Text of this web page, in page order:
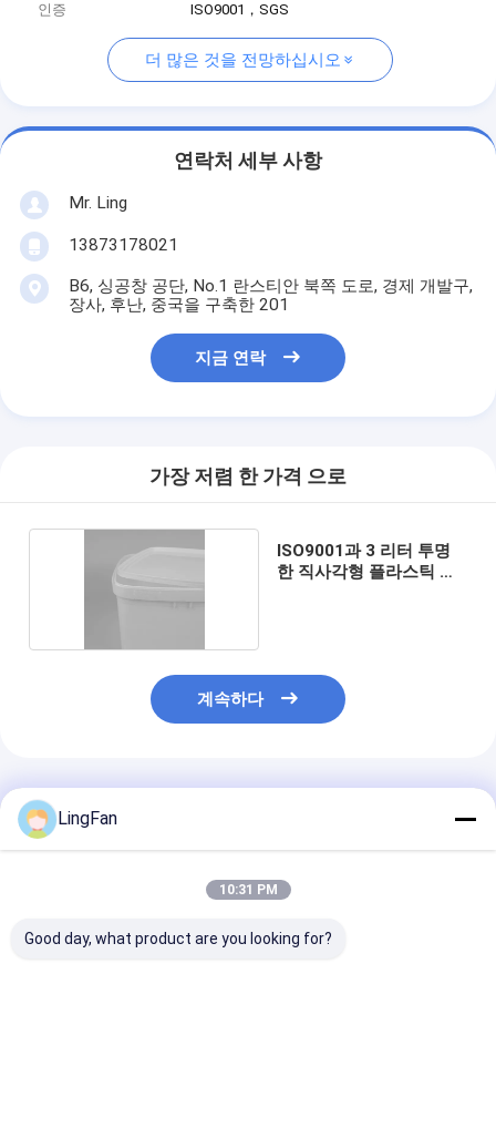
인증
ISO9001，SGS
더 많은 것을 전망하십시오
연락처 세부 사항
Mr. Ling
13873178021
B6, 싱공창 공단, No.1 란스티안 북쪽 도로, 경제 개발구,
장사, 후난, 중국을 구축한 201
지금 연락
가장 저렴 한 가격 으로
ISO9001과 3 리터 투명
한 직사각형 플라스틱 버
계속하다
추천된 제품
LingFan
10:31 PM
Good day, what product are you looking for?